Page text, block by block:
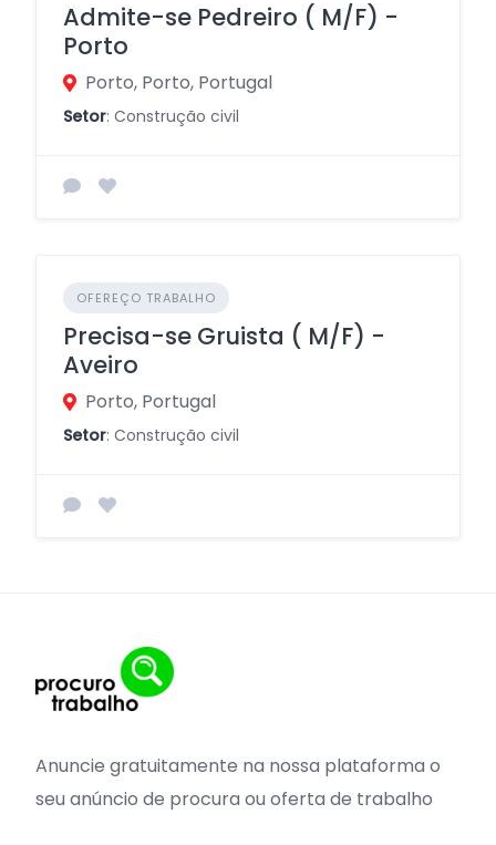
Admite-se Pedreiro ( M/F) -
Porto
Porto, Porto, Portugal
Setor: Construção civil
OFEREÇO TRABALHO
Precisa-se Gruista ( M/F) -
Aveiro
Porto, Portugal
Setor: Construção civil
Anuncie gratuitamente na nossa plataforma o
seu anúncio de procura ou oferta de trabalho